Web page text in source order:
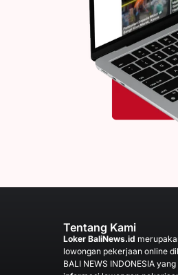
Tentang Kami
Loker BaliNews.id
lowongan pekerjaan online
BALI NEWS INDONESIA